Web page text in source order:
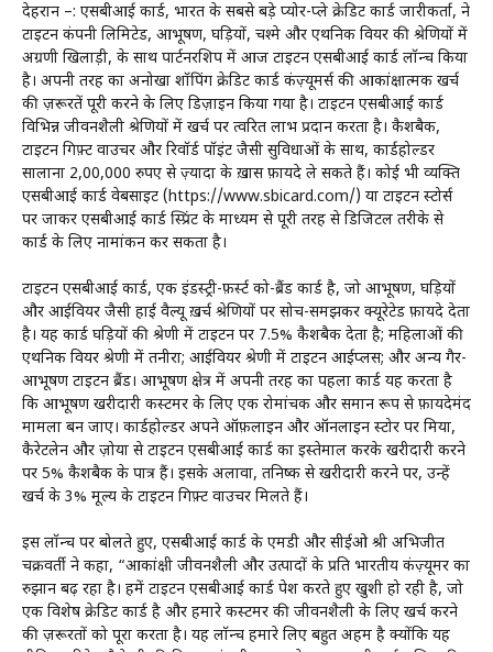
देहरादून –: एसबीआई कार्ड, भारत के सबसे बड़े प्योर-प्ले क्रेडिट कार्ड जारीकर्ता, ने
टाइटन कंपनी लिमिटेड, आभूषण, घड़ियों, चश्मे और एथनिक वियर की श्रेणियों में
अग्रणी खिलाड़ी, के साथ पार्टनरशिप में आज टाइटन एसबीआई कार्ड लॉन्च किया
है। अपनी तरह का अनोखा शॉपिंग क्रेडिट कार्ड कंज़्यूमर्स की आकांक्षात्मक खर्च
की ज़रूरतें पूरी करने के लिए डिज़ाइन किया गया है। टाइटन एसबीआई कार्ड
विभिन्न जीवनशैली श्रेणियों में खर्च पर त्वरित लाभ प्रदान करता है। कैशबैक,
टाइटन गिफ़्ट वाउचर और रिवॉर्ड पॉइंट जैसी सुविधाओं के साथ, कार्डहोल्डर
सालाना 2,00,000 रुपए से ज़्यादा के ख़ास फ़ायदे ले सकते हैं। कोई भी व्यक्ति
एसबीआई कार्ड वेबसाइट (https://www.sbicard.com/) या टाइटन स्टोर्स
पर जाकर एसबीआई कार्ड स्प्रिंट के माध्यम से पूरी तरह से डिजिटल तरीके से
कार्ड के लिए नामांकन कर सकता है।
टाइटन एसबीआई कार्ड, एक इंडस्ट्री-फ़र्स्ट को-ब्रैंड कार्ड है, जो आभूषण, घड़ियों
और आईवियर जैसी हाई वैल्यू ख़र्च श्रेणियों पर सोच-समझकर क्यूरेटेड फ़ायदे देता
है। यह कार्ड घड़ियों की श्रेणी में टाइटन पर 7.5% कैशबैक देता है; महिलाओं की
एथनिक वियर श्रेणी में तनीरा; आईवियर श्रेणी में टाइटन आईप्लस; और अन्य गैर-
आभूषण टाइटन ब्रैंड। आभूषण क्षेत्र में अपनी तरह का पहला कार्ड यह करता है
कि आभूषण खरीदारी कस्टमर के लिए एक रोमांचक और समान रूप से फ़ायदेमंद
मामला बन जाए। कार्डहोल्डर अपने ऑफ़लाइन और ऑनलाइन स्टोर पर मिया,
कैरेटलेन और ज़ोया से टाइटन एसबीआई कार्ड का इस्तेमाल करके खरीदारी करने
पर 5% कैशबैक के पात्र हैं। इसके अलावा, तनिष्क से खरीदारी करने पर, उन्हें
खर्च के 3% मूल्य के टाइटन गिफ़्ट वाउचर मिलते हैं।
इस लॉन्च पर बोलते हुए, एसबीआई कार्ड के एमडी और सीईओ श्री अभिजीत
चक्रवर्ती ने कहा, “आकांक्षी जीवनशैली और उत्पादों के प्रति भारतीय कंज़्यूमर का
रुझान बढ़ रहा है। हमें टाइटन एसबीआई कार्ड पेश करते हुए खुशी हो रही है, जो
एक विशेष क्रेडिट कार्ड है और हमारे कस्टमर की जीवनशैली के लिए खर्च करने
की ज़रूरतों को पूरा करता है। यह लॉन्च हमारे लिए बहुत अहम है क्योंकि यह